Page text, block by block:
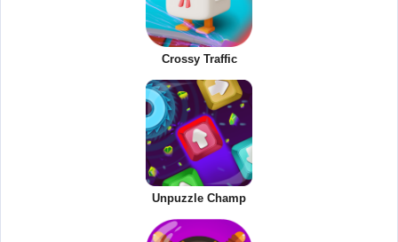
Crossy Traffic
Unpuzzle Champ